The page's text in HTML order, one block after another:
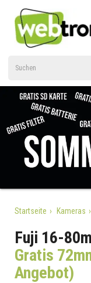
Startseite Kameras
Fuji 16-
Gratis
Angebot)